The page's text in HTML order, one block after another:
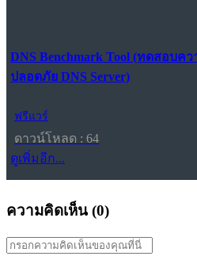
DNS Benchmark Tool (ทดสอบค
ปลอดภัย DNS Server)
ฟรีแวร์
ดาวน์โหลด : 64
ดูเพิ่มอีก...
ความคิดเห็น (0)